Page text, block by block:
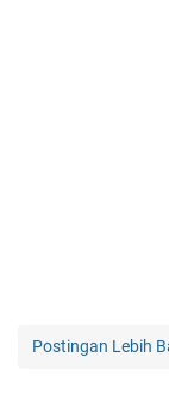
Postingan Lebih